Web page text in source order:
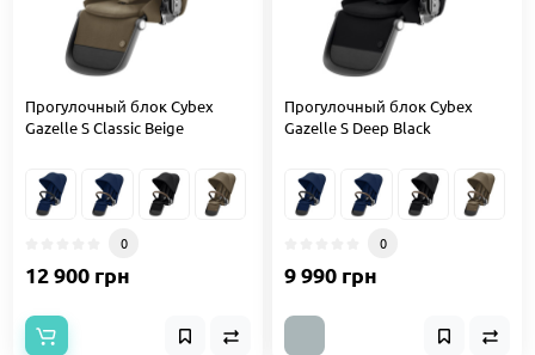
Прогулочный блок Cybex
Gazelle S Classic Beige
0
12 900 грн
Прогулочный блок Cybex
Gazelle S Deep Black
0
9 990 грн